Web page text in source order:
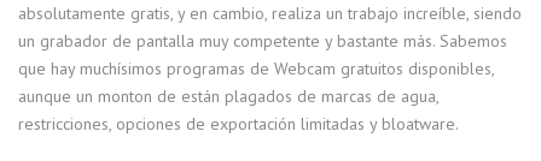
absolutamente gratis, y en cambio, realiza un trabajo increíble, siendo
un grabador de pantalla muy competente y bastante más. Sabemos
que hay muchísimos programas de Webcam gratuitos disponibles,
aunque un monton de están plagados de marcas de agua,
restricciones, opciones de exportación limitadas y bloatware.